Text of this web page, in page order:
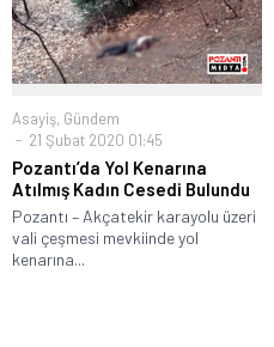
Asayiş, Gündem
21 Şubat 2020 01:45
Pozantı’da Yol Kenarına
Atılmış Kadın Cesedi Bulundu
Pozantı – Akçatekir karayolu üzeri
vali çeşmesi mevkiinde yol
kenarına...